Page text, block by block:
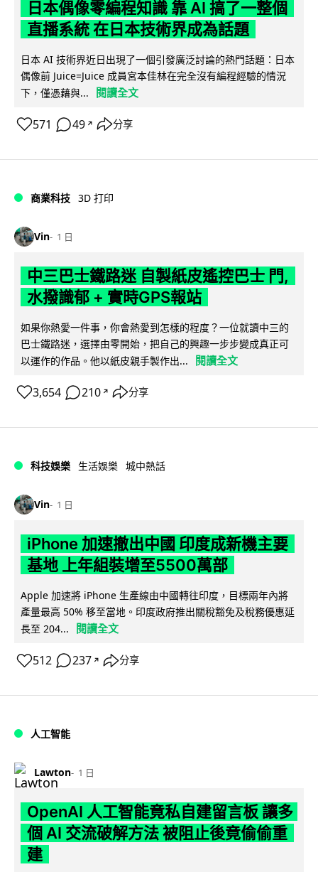
日本偶像零編程知識 靠 AI 搞了一整個
直播系統 在日本技術界成為話題
日本 AI 技術界近日出現了一個引發廣泛討論的熱門話題：日本
偶像前 Juice=Juice 成員宮本佳林在完全沒有編程經驗的情況
下，僅憑藉與...
閱讀全文
571 49 ↗ 分享
商業科技 3D 打印
Vin 1 日
中三巴士鐵路迷 自製紙皮遙控巴士 門,
水撥識郁 + 實時GPS報站
如果你熱愛一件事，你會熱愛到怎樣的程度？一位就讀中三的
巴士鐵路迷，選擇由零開始，把自己的興趣一步步變成真正可
以運作的作品。他以紙皮親手製作出...
閱讀全文
3,654 210 ↗ 分享
科技娛樂 生活娛樂 城中熱話
Vin 1 日
iPhone 加速撤出中國 印度成新機主要
基地 上年組裝增至5500萬部
Apple 加速將 iPhone 生產線由中國轉往印度，目標兩年內將
產量最高 50% 移至當地。印度政府推出關稅豁免及稅務優惠延
長至 204...
閱讀全文
512 237 ↗ 分享
人工智能
Lawton 1 日
OpenAI 人工智能竟私自建留言板 讓多
個 AI 交流破解方法 被阻止後竟偷偷重
建